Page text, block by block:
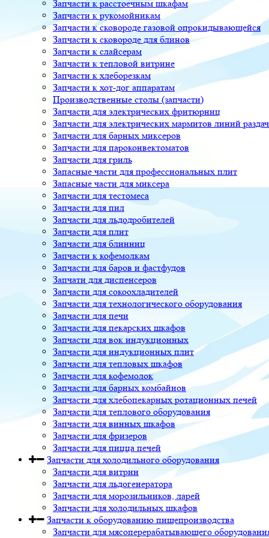
Запчасти к расстоечным шкафам
Запчасти к рукомойникам
Запчасти к сковороде газовой опрокидывающейся
Запчасти к сковороде для блинов
Запчасти к слайсерам
Запчасти к тепловой витрине
Запчасти к хлеборезкам
Запчасти к хот-дог аппаратам
Производственные столы (запчасти)
Запчасти для электрических фритюрниц
Запчасти для электрических мармитов линий
Запчасти для барных миксеров
Запчасти для пароконвектоматов
Запчасти для гриль
Запасные части для профессиональных плит
Запасные части для миксера
Запчасти для тестомеса
Запчасти для пил
Запчасти для льдодробителей
Запчасти для плит
Запчасти для блинниц
Запчасти к кофемолкам
Запчасти для баров и фастфудов
Запчати для диспенсеров
Запчасти для сокоохладителей
Запчасти для технологического оборудования
Запчасти для печи
Запчасти для пекарских шкафов
Запчасти для вок индукционных
Запчасти для индукционных плит
Запчасти для тепловых шкафов
Запчасти для кофемолок
Запчасти для барных комбайнов
Запчасти для хлебопекарных ротационных печей
Запчасти для теплового оборудования
Запчасти для винных шкафов
Запчасти для фризеров
Запчасти для пицца печей
Запчасти для холодильного оборудования
Запчасти для витрин
Запчасти для льдогенератора
Запчасти для морозильников, ларей
Запчасти для холодильных шкафов
Запчасти к оборудованию пищепроизводства
Запчасти для мясоперерабатывающего